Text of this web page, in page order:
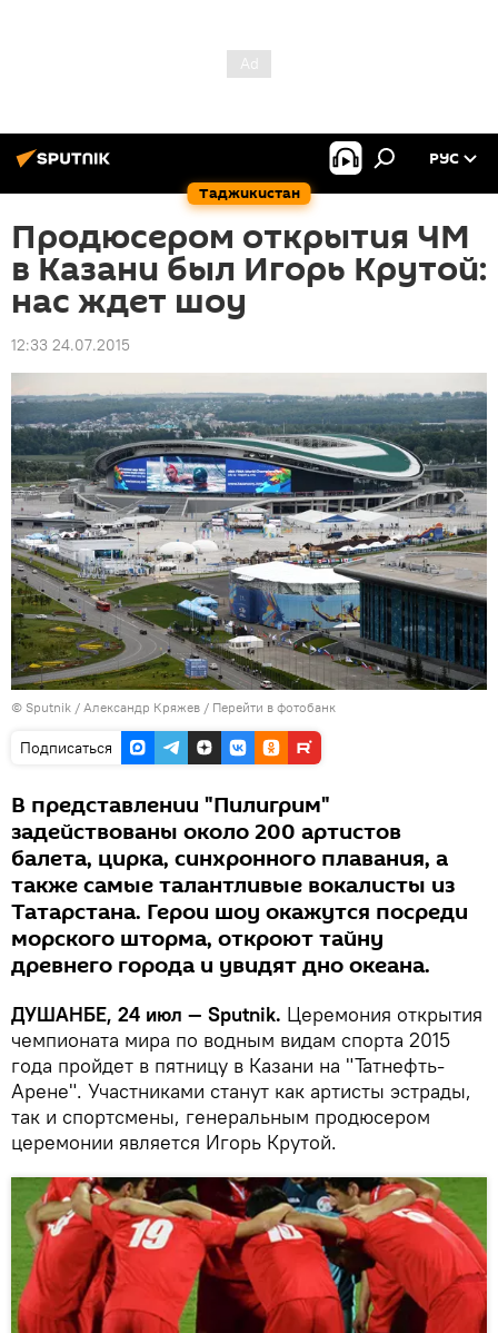
Таджикистан
РУС
Продюсером открытия ЧМ
в Казани был Игорь Крутой:
нас ждет шоу
12:33 24.07.2015
© Sputnik / Александр Кряжев / Перейти в фотобанк
Подписаться
В представлении "Пилигрим"
задействованы около 200 артистов
балета, цирка, синхронного плавания, а
также самые талантливые вокалисты из
Татарстана. Герои шоу окажутся посреди
морского шторма, откроют тайну
древнего города и увидят дно океана.
ДУШАНБЕ, 24 июл — Sputnik. Церемония открытия
чемпионата мира по водным видам спорта 2015
года пройдет в пятницу в Казани на "Татнефть-
Арене". Участниками станут как артисты эстрады,
так и спортсмены, генеральным продюсером
церемонии является Игорь Крутой.